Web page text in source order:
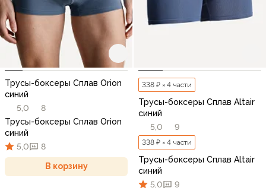
Трусы-боксеры Сплав Orion
синий
5,0
8
Трусы-боксеры Сплав Orion
синий
5,0
8
В корзину
338 ₽ × 4 части
Трусы-боксеры Сплав Altair
синий
5,0
9
338 ₽ × 4 части
Трусы-боксеры Сплав Altair
синий
5,0
9